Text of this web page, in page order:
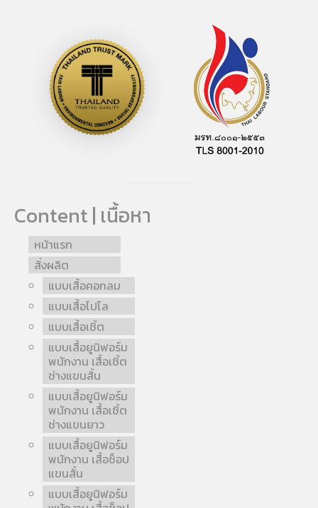
Content | เนื้อหา
หน้าแรก
สั่งผลิต
แบบเสื้อคอกลม
แบบเสื้อโปโล
แบบเสื้อเชิ้ต
แบบเสื้อยูนิฟอร์ม
พนักงาน เสื้อเชิ้ต
ช่างแขนสั้น
แบบเสื้อยูนิฟอร์ม
พนักงาน เสื้อเชิ้ต
ช่างแขนยาว
แบบเสื้อยูนิฟอร์ม
พนักงาน เสื้อช็อป
แขนสั้น
แบบเสื้อยูนิฟอร์ม